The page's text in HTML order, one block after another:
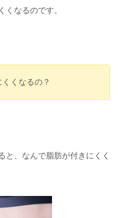
くなるのです。
くなるの？
と、なんで脂肪が付きにくく